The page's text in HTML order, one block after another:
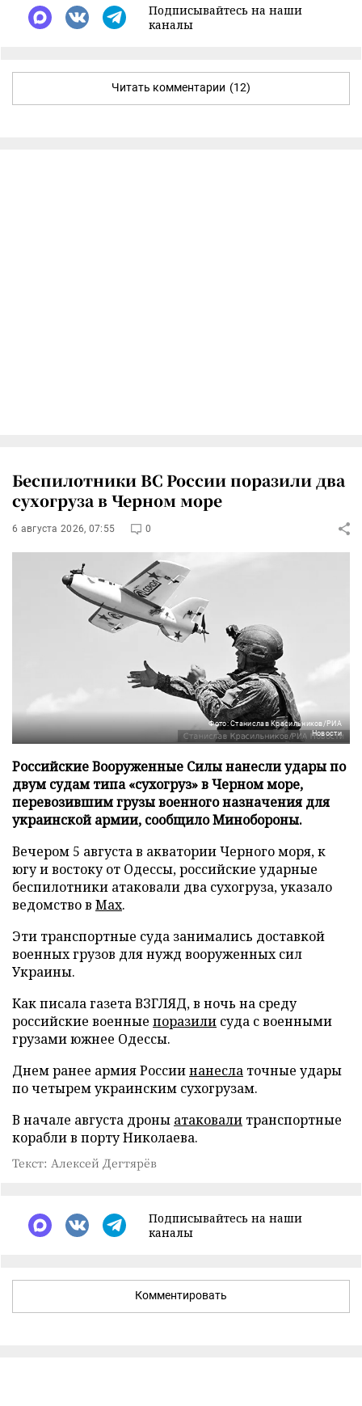
Подписывайтесь на наши
каналы
Читать комментарии (12)
Беспилотники ВС России поразили два
сухогруза в Черном море
6 августа 2026, 07:55 0
Фото: Станислав Красильников/РИА
Новости
Российские Вооруженные Силы нанесли удары по
двум судам типа «сухогруз» в Черном море,
перевозившим грузы военного назначения для
украинской армии, сообщило Минобороны.
Вечером 5 августа в акватории Черного моря, к
югу и востоку от Одессы, российские ударные
беспилотники атаковали два сухогруза, указало
ведомство в Max.
Эти транспортные суда занимались доставкой
военных грузов для нужд вооруженных сил
Украины.
Как писала газета ВЗГЛЯД, в ночь на среду
российские военные поразили суда с военными
грузами южнее Одессы.
Днем ранее армия Россиинанесла точные удары
по четырем украинским сухогрузам.
В начале августа дроны атаковали транспортные
корабли в порту Николаева.
Текст: Алексей Дегтярёв
Подписывайтесь на наши
каналы
Комментировать